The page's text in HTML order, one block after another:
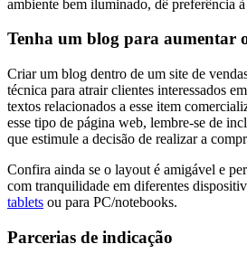
ambiente bem iluminado, dê preferência
Tenha um blog para aumentar
Criar um blog dentro de um site de
técnica para atrair clientes interessados
textos relacionados a esse item
esse tipo de página web, lembre-se de
que estimule a decisão de realizar a
Confira ainda se o layout é amigável e
com tranquilidade em diferentes
tablets ou para PC/notebooks.
Parcerias de indicação